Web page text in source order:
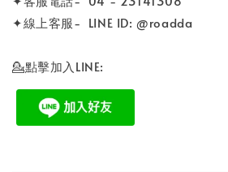
✦線上客服- LINE ID: @roadda
💁點擊加入LINE: